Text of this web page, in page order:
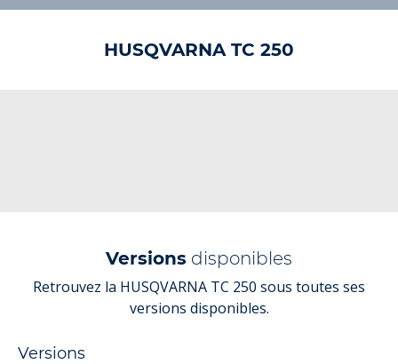
HUSQVARNA TC 250
Versions disponibles
Retrouvez la HUSQVARNA TC 250 sous toutes ses
versions disponibles.
Versions